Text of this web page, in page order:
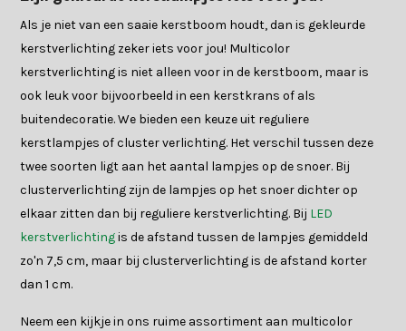
Als je niet van een saaie kerstboom houdt, dan is gekleurde
kerstverlichting zeker iets voor jou! Multicolor
kerstverlichting is niet alleen voor in de kerstboom, maar is
ook leuk voor bijvoorbeeld in een kerstkrans of als
buitendecoratie. We bieden een keuze uit reguliere
kerstlampjes of cluster verlichting. Het verschil tussen deze
twee soorten ligt aan het aantal lampjes op de snoer. Bij
clusterverlichting zijn de lampjes op het snoer dichter op
elkaar zitten dan bij reguliere kerstverlichting. Bij LED
kerstverlichtingis de afstand tussen de lampjes gemiddeld
zo'n 7,5 cm, maar bij clusterverlichting is de afstand korter
dan 1 cm.
Neem een kijkje in ons ruime assortiment aan multicolor